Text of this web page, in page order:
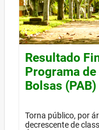
Resultado
Programa
Bolsas (PAB)
Torna público, por
decrescente de